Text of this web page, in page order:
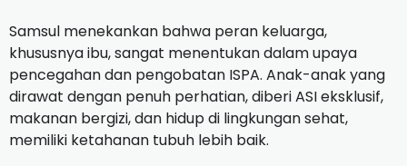
Samsul menekankan bahwa peran keluarga,
khususnya ibu, sangat menentukan dalam upaya
pencegahan dan pengobatan ISPA. Anak-anak yang
dirawat dengan penuh perhatian, diberi ASI eksklusif,
makanan bergizi, dan hidup di lingkungan sehat,
memiliki ketahanan tubuh lebih baik.